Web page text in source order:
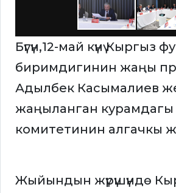
Бүгүн,12-май күнү Кыргыз
биримдигинин жаңы
Адылбек Касымалиев
жаңыланган курамдагы
комитетинин алгачкы
Жыйындын жүрүшүндө